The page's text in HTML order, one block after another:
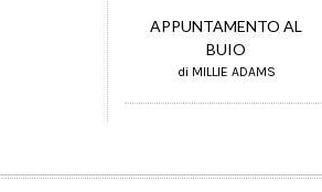
APPUNTAMENTO AL
BUIO
di MILLIE ADAMS